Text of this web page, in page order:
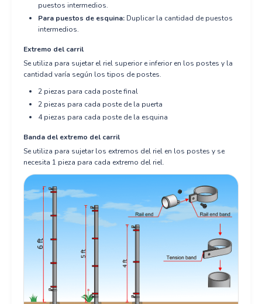
puestos intermedios.
Para puestos de esquina: Duplicar la cantidad de puestos
intermedios.
Extremo del carril
Se utiliza para sujetar el riel superior e inferior en los postes y la
cantidad varía según los tipos de postes.
2 piezas para cada poste final
2 piezas para cada poste de la puerta
4 piezas para cada poste de la esquina
Banda del extremo del carril
Se utiliza para sujetar los extremos del riel en los postes y se
necesita 1 pieza para cada extremo del riel.